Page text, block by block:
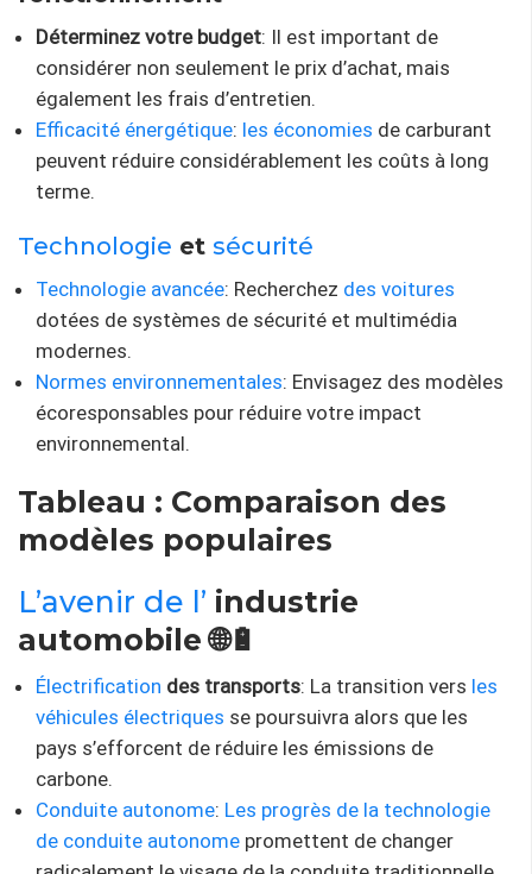
Déterminez votre budget: Il est important de
considérer non seulement le prix d’achat, mais
également les frais d’entretien.
Efficacité énergétique: les économies de carburant
peuvent réduire considérablement les coûts à long
terme.
Technologie et sécurité
Technologie avancée: Recherchez des voitures
dotées de systèmes de sécurité et multimédia
modernes.
Normes environnementales: Envisagez des modèles
écoresponsables pour réduire votre impact
environnemental.
Tableau : Comparaison des
modèles populaires
L’avenir de l’ industrie
automobile 🌐🔋
Électrification des transports: La transition vers les
véhicules électriques se poursuivra alors que les
pays s’efforcent de réduire les émissions de
carbone.
Conduite autonome: Les progrès de la technologie
de conduite autonome promettent de changer